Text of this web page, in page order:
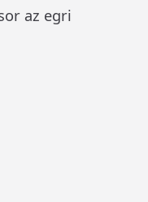
az egri